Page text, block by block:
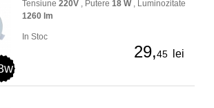
Tensiune 220V , Putere 18 W, Luminozitate
1260 lm
In Stoc
29,45 lei